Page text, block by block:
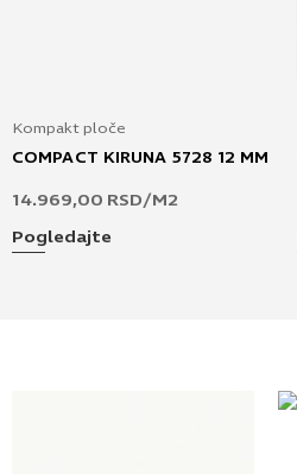
Kompakt ploče
COMPACT KIRUNA 5728 12 MM
14.969,00 RSD/M2
Pogledajte